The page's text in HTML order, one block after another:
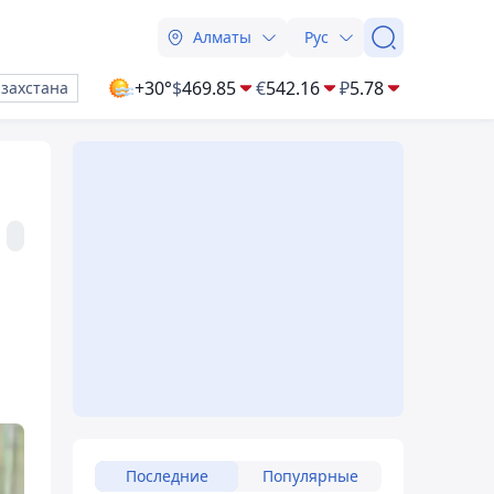
Алматы Рус
+30°$469.85 €542.16 ₽5.78
Последние Популярные